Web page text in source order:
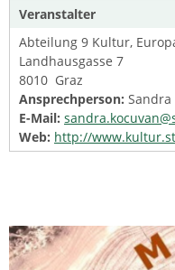
Veranstalter
Abteilung 9 Kultur,
Landhausgasse 7
8010 Graz
Ansprechperson: Sandra
E-Mail:
Web: http://